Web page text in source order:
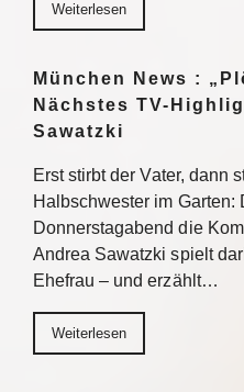
Weiterlesen
München News :
Nächstes TV-
Sawatzki
Erst stirbt der Vater, dann
Halbschwester im Garten:
Donnerstagabend die
Andrea Sawatzki spielt
Ehefrau – und erzählt…
Weiterlesen